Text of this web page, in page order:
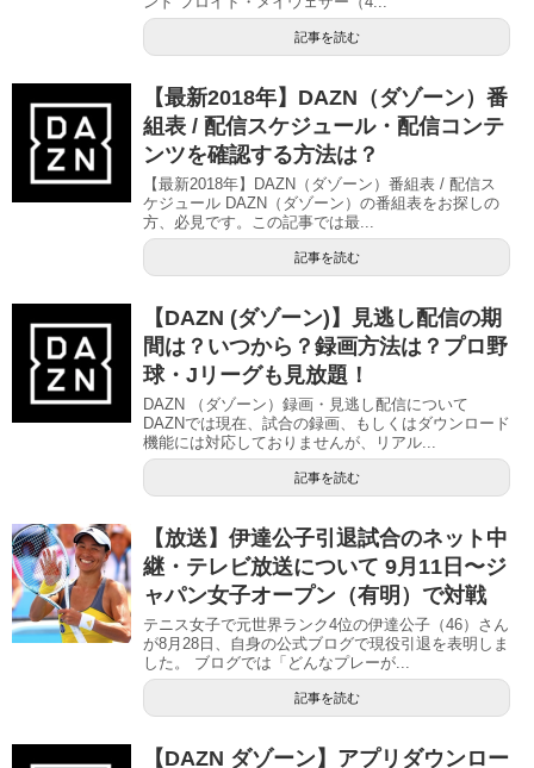
記事を読む
【最新2018年】DAZN（ダゾーン）番
組表 / 配信スケジュール・配信コンテ
ンツを確認する方法は？
【最新2018年】DAZN（ダゾーン）番組表 / 配信ス
ケジュール DAZN（ダゾーン）の番組表をお探しの
方、必見です。この記事では最...
記事を読む
【DAZN (ダゾーン)】見逃し配信の期
間は？いつから？録画方法は？プロ野
球・Jリーグも見放題！
DAZN （ダゾーン）録画・見逃し配信について
DAZNでは現在、試合の録画、もしくはダウンロード
機能には対応しておりませんが、リアル...
記事を読む
【放送】伊達公子引退試合のネット中
継・テレビ放送について 9月11日〜ジ
ャパン女子オープン（有明）で対戦
テニス女子で元世界ランク4位の伊達公子（46）さん
が8月28日、自身の公式ブログで現役引退を表明しま
した。 ブログでは「どんなプレーが...
記事を読む
【DAZN ダゾーン】アプリダウンロー